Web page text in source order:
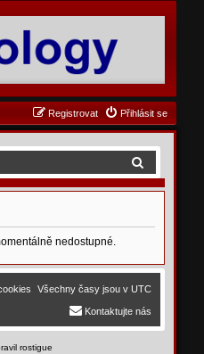
Přihlásit se
Registrovat
d
t
nedostupné.
Všechny časy jsou v UTC
Kontaktujte nás
rostigue